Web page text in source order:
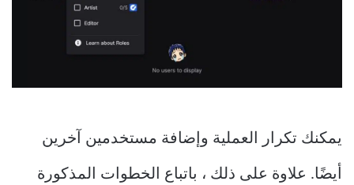
يمكنك تكرار العملية وإضافة مستخدمين آخرين
أيضًا. علاوة على ذلك ، باتباع الخطوات المذكورة